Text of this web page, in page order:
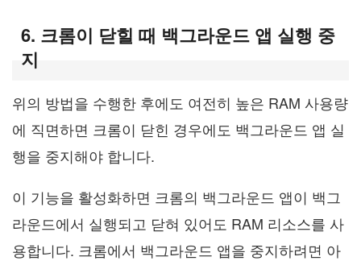
6. 크롬이 닫힐 때 백그라운드 앱 실행 중
지
위의 방법을 수행한 후에도 여전히 높은 RAM 사용량
에 직면하면 크롬이 닫힌 경우에도 백그라운드 앱 실
행을 중지해야 합니다.
이 기능을 활성화하면 크롬의 백그라운드 앱이 백그
라운드에서 실행되고 닫혀 있어도 RAM 리소스를 사
용합니다. 크롬에서 백그라운드 앱을 중지하려면 아